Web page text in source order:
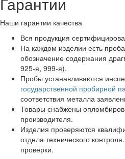
Наши гарантии качества
Вся продукция
На каждом изделии есть
обозначение содержания
925-я, 999-я).
Пробы устанавливаются
государственной пробирной
соответствия металла
Товары снабжены
производителя.
Изделия проверяются
отдела технического
проверки.